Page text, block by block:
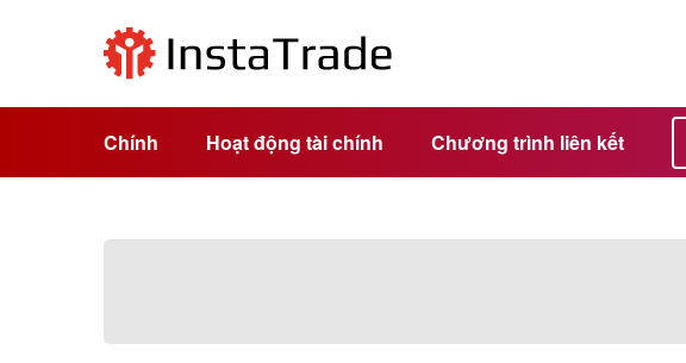
Chính Hoạt động tài chính Chương trình liên kết